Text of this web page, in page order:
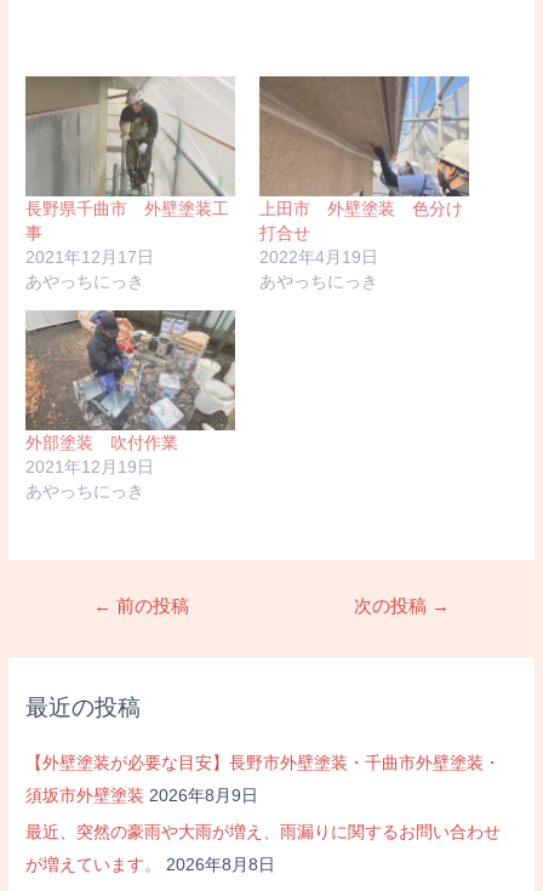
最近の投稿
【外壁塗装が必要な目安】長野市外壁塗装・千曲市外壁塗装・
須坂市外壁塗装 2026年8月9日
最近、突然の豪雨や大雨が増え、雨漏りに関するお問い合わせ
が増えています。
2026年8月8日
長野県千曲市 外壁塗装工
事
2021年12月17日
あやっちにっき
上田市 外壁塗装 色分け
打合せ
2022年4月19日
あやっちにっき
外部塗装 吹付作業
2021年12月19日
あやっちにっき
ナ
ゲ
ー
ン
← 前の投稿 次の投稿 →